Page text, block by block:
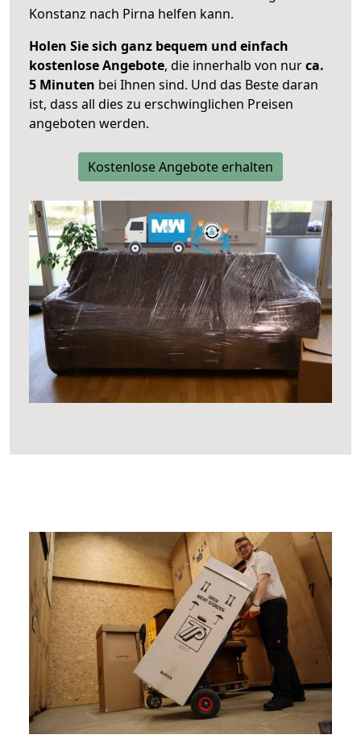
Konstanz nach Pirna helfen kann.
Holen Sie sich ganz bequem und einfach
kostenlose Angebote, die innerhalb von nurca.
5 Minuten bei Ihnen sind. Und das Beste daran
ist, dass all dies zu erschwinglichen Preisen
angeboten werden.
Kostenlose Angebote erhalten